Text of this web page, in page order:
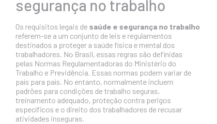
segurança no trabalho
Os requisitos legais de saúde e segurança no trabalho
referem-se a um conjunto de leis e regulamentos
destinados a proteger a saúde física e mental dos
trabalhadores. No Brasil, essas regras são definidas
pelas Normas Regulamentadoras do Ministério do
Trabalho e Previdência. Essas normas podem variar de
país para país. No entanto, normalmente incluem
padrões para condições de trabalho seguras,
treinamento adequado, proteção contra perigos
específicos e o direito dos trabalhadores de recusar
atividades inseguras.